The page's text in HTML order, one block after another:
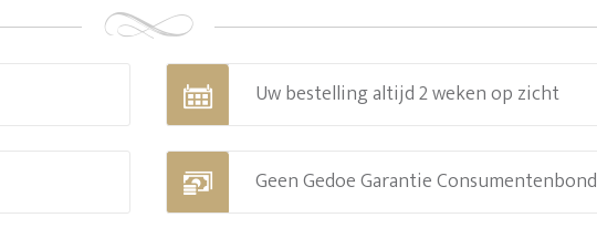
Uw bestelling altijd 2 weken op zicht
Geen Gedoe Garantie Consumentenbond